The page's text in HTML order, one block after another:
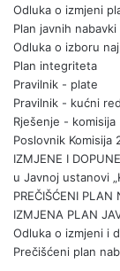
Odluka o izmjeni
Plan javnih
Odluka o izboru
Plan integriteta
Pravilnik - plate
Pravilnik - kućni red
Rješenje - komisija
Poslovnik Komisija
IZMJENE I
u Javnoj ustanovi
PREČIŠĆENI
IZMJENA PLAN
Odluka o izmjeni i
Prečišćeni plan